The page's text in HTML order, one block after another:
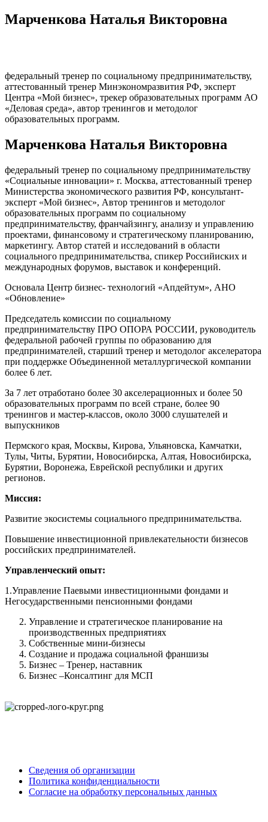
Марченкова Наталья Викторовна
федеральный тренер по социальному предпринимательству,
аттестованный тренер Минэкономразвития РФ, эксперт
Центра «Мой бизнес», трекер образовательных программ АО
«Деловая среда», автор тренингов и методолог
образовательных программ.
Марченкова Наталья Викторовна
федеральный тренер по социальному предпринимательству
«Социальные инновации» г. Москва, аттестованный тренер
Министерства экономического развития РФ, консультант-
эксперт «Мой бизнес», Автор тренингов и методолог
образовательных программ по социальному
предпринимательству, франчайзингу, анализу и управлению
проектами, финансовому и стратегическому планированию,
маркетингу. Автор статей и исследований в области
социального предпринимательства, спикер Российиских и
международных форумов, выставок и конференций.
Основала Центр бизнес- технологий «Апдейтум», АНО
«Обновление»
Председатель комиссии по социальному
предпринимательству ПРО ОПОРА РОССИИ, руководитель
федеральной рабочей группы по образованию для
предпринимателей, старший тренер и методолог акселератора
при поддержке Объединенной металлургической компании
более 6 лет.
За 7 лет отработано более 30 акселерационных и более 50
образовательных программ по всей стране, более 90
тренингов и мастер-классов, около 3000 слушателей и
выпускников
Пермского края, Москвы, Кирова, Ульяновска, Камчатки,
Тулы, Читы, Бурятии, Новосибирска, Алтая, Новосибирска,
Бурятии, Воронежа, Еврейской республики и других
регионов.
Миссия:
Развитие экосистемы социального предпринимательства.
Повышение инвестиционной привлекательности бизнесов
российских предпринимателей.
Управленческий опыт:
1.Управление Паевыми инвестиционными фондами и
Негосударственными пенсионными фондами
Управление и стратегическое планирование на
производственных предприятиях
Собственные мини-бизнесы
Создание и продажа социальной франшизы
Бизнес – Тренер, наставник
Бизнес –Консалтинг для МСП
Сведения об организации
Политика конфиденциальности
Согласие на обработку персональных данных